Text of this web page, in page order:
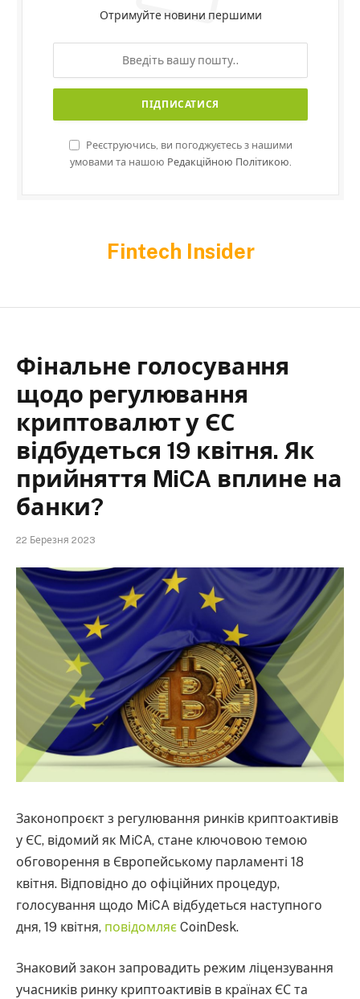
Отримуйте новини першими
Реєструючись, ви погоджуєтесь з нашими
умовами та нашою Редакційною Політикою.
Fintech Insider
Фінальне голосування
щодо регулювання
криптовалют у ЄС
відбудеться 19 квітня. Як
прийняття MiCA вплине на
банки?
22 Березня 2023
Законопроєкт з регулювання ринків криптоактивів
у ЄС, відомий як MiCA, стане ключовою темою
обговорення в Європейському парламенті 18
квітня. Відповідно до офіційних процедур,
голосування щодо MiCA відбудеться наступного
дня, 19 квітня, повідомляє CoinDesk.
Знаковий закон запровадить режим ліцензування
учасників ринку криптоактивів в країнах ЄС та